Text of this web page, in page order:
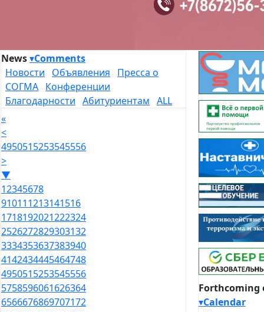
News▾Comments
Новости
Объявления
Пресса о
СОГМА Конференции
Благодарности Абитуриентам ALL
«
<
4950515253545556
>
▼
12345678
910111213141516
1718192021222324
2526272829303132
3334353637383940
4142434445464748
4950515253545556
5758596061626364
6566676869707172
Forthcoming
▾Calendar